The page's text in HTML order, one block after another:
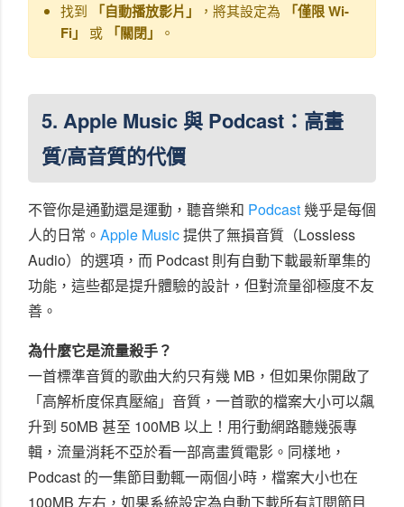
找到
「自動播放影片」 ，將其設定為
「僅限 Wi-
Fi」
或 「關閉」 。
5. Apple Music 與 Podcast：高畫
質/高音質的代價
不管你是通勤還是運動，聽音樂和 Podcast幾乎是每個
人的日常。 Apple Music提供了無損音質（Lossless
Audio）的選項，而 Podcast 則有自動下載最新單集的
功能，這些都是提升體驗的設計，但對流量卻極度不友
善。
為什麼它是流量殺手？
一首標準音質的歌曲大約只有幾 MB，但如果你開啟了
「高解析度保真壓縮」音質，一首歌的檔案大小可以飆
升到 50MB 甚至 100MB 以上！用行動網路聽幾張專
輯，流量消耗不亞於看一部高畫質電影。同樣地，
Podcast 的一集節目動輒一兩個小時，檔案大小也在
100MB 左右，如果系統設定為自動下載所有訂閱節目